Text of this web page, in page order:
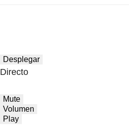
Desplegar
Directo
Mute
Volumen
Play